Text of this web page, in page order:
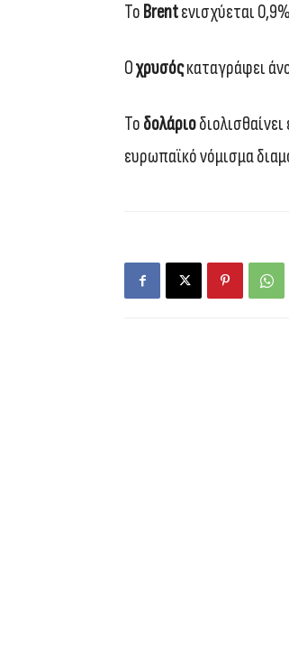
Το Brentενισχύεται
Οχρυσόςκαταγράφει
Το δολάριο
ευρωπαϊκό νόμισμα